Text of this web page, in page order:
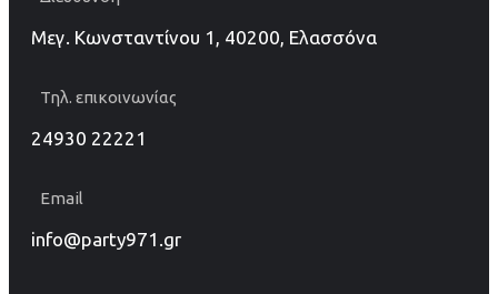
Μεγ. Κωνσταντίνου 1, 40200, Ελασσόνα
Τηλ. επικοινωνίας
24930 22221
Email
info@party971.gr